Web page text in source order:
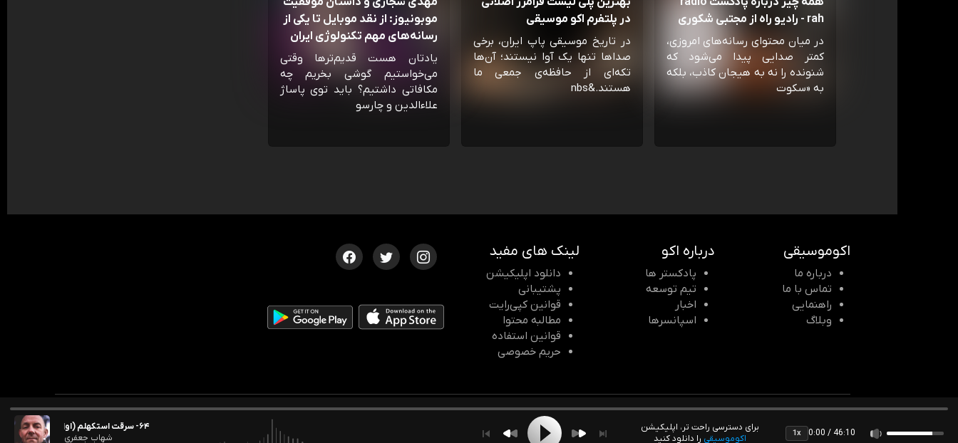
rah - رادیو راه از مجتبی شکوری
در میان محتوای رسانه‌های امروزی،
کمتر صدایی پیدا می‌شود که
شنونده را نه به هیجان کاذب، بلکه
به «سکوت
در پلتفرم اکو موسیقی
در تاریخ موسیقی پاپ ایران، برخی
صداها تنها یک آوا نیستند؛ آن‌ها
تکه‌ای از حافظه‌ی جمعی ما
هستند.&nbs
موبونیوز: از نقد موبایل تا یکی از
رسانه‌‌های مهم تکنولوژی ایران
یادتان هست قدیم‌ترها وقتی
می‌خواستیم گوشی بخریم چه
مکافاتی داشتیم؟ باید توی پاساژ
علاءالدین و چارسو
اکوموسیقی
درباره ما
تماس با ما
راهنمایی
وبلاگ
درباره اکو
پادکستر ها
تیم توسعه
اخبار
اسپانسرها
لینک های مفید
دانلود اپلیکیشن
پشتیبانی
قوانین کپی‌رایت
مطالبه محتوا
قوانین استفاده
حریم خصوصی
© 2026 Echomusic & Podcast
۶۴- سرقت استکهلم (اول؛ هلیکوپتر)
شهاب جعفری
برای دسترسی راحت تر، اپلیکیشن
اکوموسیقی را دانلود کنید
1x 0:00 / 46:10